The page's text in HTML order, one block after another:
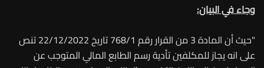
وجاء في البيان:
"حيث أن المادة 3 من القرار رقم 768/1 تاريخ 22/12/2022 تنص
على انه يجاز للمكلفين تأدية رسم الطابع المالي المتوجب عن